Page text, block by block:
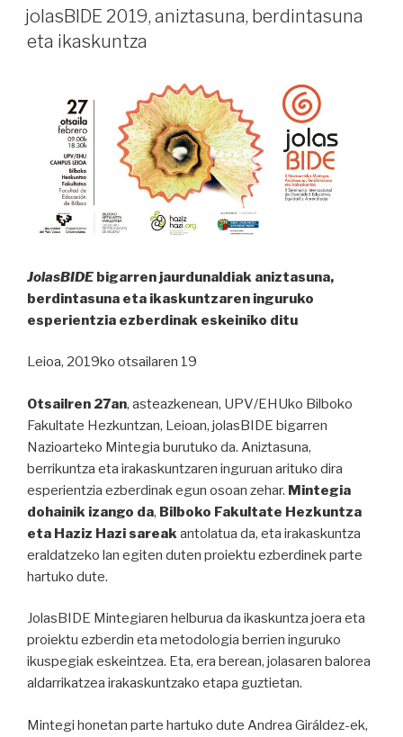
EN
jolasBIDE 2019, aniztasuna, berdintasuna
eta ikaskuntza
JolasBIDEbigarren jaurdunaldiak aniztasuna,
berdintasuna eta ikaskuntzaren inguruko
esperientzia ezberdinak eskeiniko ditu
Leioa, 2019ko otsailaren 19
Otsailren 27an, asteazkenean, UPV/EHUko Bilboko
Fakultate Hezkuntzan, Leioan, jolasBIDE bigarren
Nazioarteko Mintegia burutuko da. Aniztasuna,
berrikuntza eta irakaskuntzaren inguruan arituko dira
esperientzia ezberdinak egun osoan zehar. Mintegia
dohainik izango da, Bilboko Fakultate Hezkuntza
eta Haziz Hazi sareakantolatua da, eta irakaskuntza
eraldatzeko lan egiten duten proiektu ezberdinek parte
hartuko dute.
JolasBIDE Mintegiaren helburua da ikaskuntza joera eta
proiektu ezberdin eta metodologia berrien inguruko
ikuspegiak eskeintzea. Eta, era berean, jolasaren balorea
aldarrikatzea irakaskuntzako etapa guztietan.
Mintegi honetan parte hartuko dute Andrea Giráldez-ek,